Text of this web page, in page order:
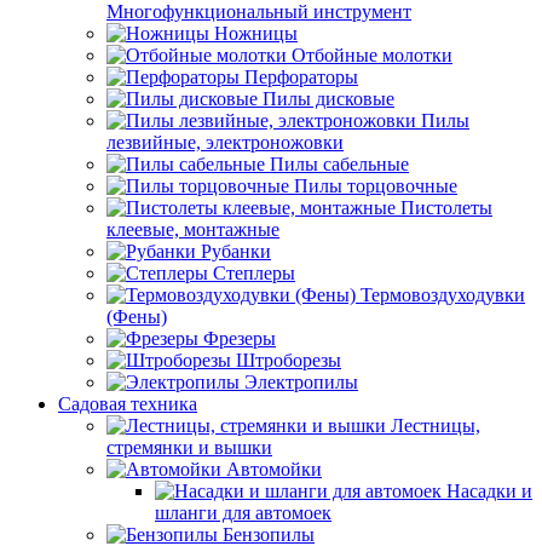
Многофункциональный инструмент
Ножницы
Отбойные молотки
Перфораторы
Пилы дисковые
Пилы
лезвийные, электроножовки
Пилы сабельные
Пилы торцовочные
Пистолеты
клеевые, монтажные
Рубанки
Степлеры
Термовоздуходувки
(Фены)
Фрезеры
Штроборезы
Электропилы
Садовая техника
Лестницы,
стремянки и вышки
Автомойки
Насадки и
шланги для автомоек
Бензопилы